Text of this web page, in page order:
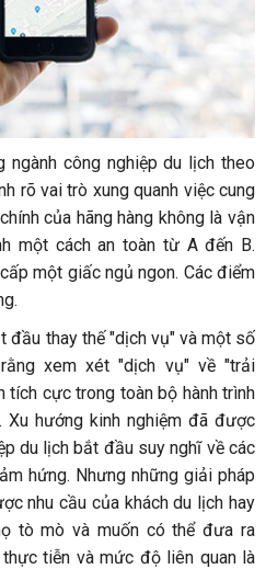
ngành công nghiệp du lịch theo
rõ vai trò xung quanh việc cung
của hãng hàng không là vận
một cách an toàn từ A đến B.
một giấc ngủ ngon. Các điểm
đầu thay thế "dịch vụ" và một số
xem xét "dịch vụ" về "trải
tích cực trong toàn bộ hành trình
hướng kinh nghiệm đã được
du lịch bắt đầu suy nghĩ về các
hứng. Nhưng những giải pháp
nhu cầu của khách du lịch hay
tò mò và muốn có thể đưa ra
tiễn và mức độ liên quan là